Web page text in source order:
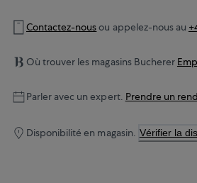
Contactez-nousou appelez-nous au
Où trouver les magasins Bucherer
Parler avec un expert. Prendre un
Disponibilité en magasin. Vérifier la